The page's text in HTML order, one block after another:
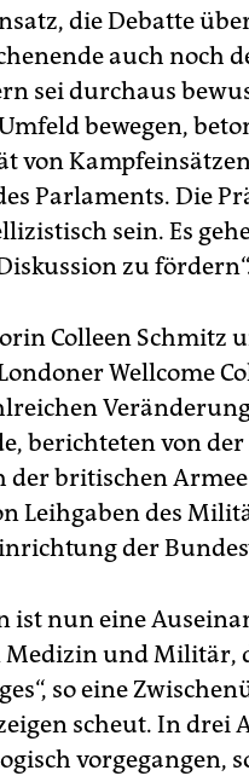
die Debatte
auch noch
sei durchaus
bewegen,
von
Parlaments. Die
sein. Es
zu
Colleen Schmitz
Wellcome
berichteten von
der britischen
Leihgaben des
der
ist nun eine
Medizin und Militär,
so eine
scheut. In drei
vorgegangen,